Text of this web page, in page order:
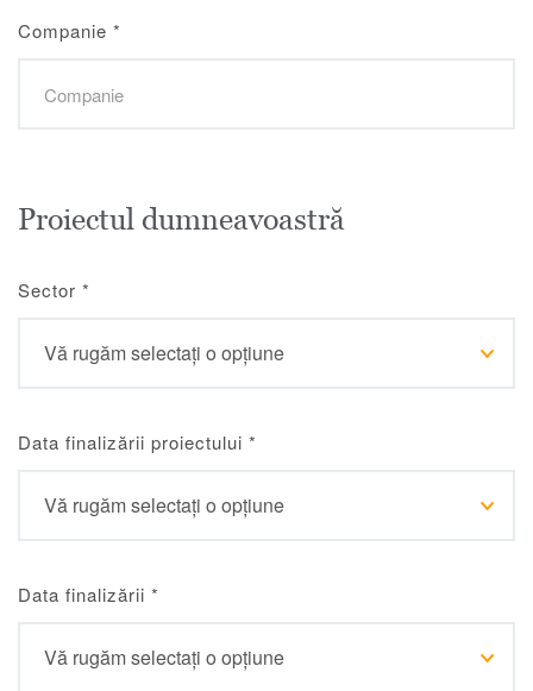
Companie *
Proiectul dumneavoastră
Sector *
Data finalizării proiectului *
Data finalizării *